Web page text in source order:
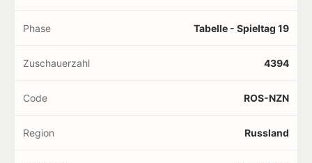
Phase Tabelle - Spieltag 19
Zuschauerzahl 4394
Code ROS-NZN
Region Russland